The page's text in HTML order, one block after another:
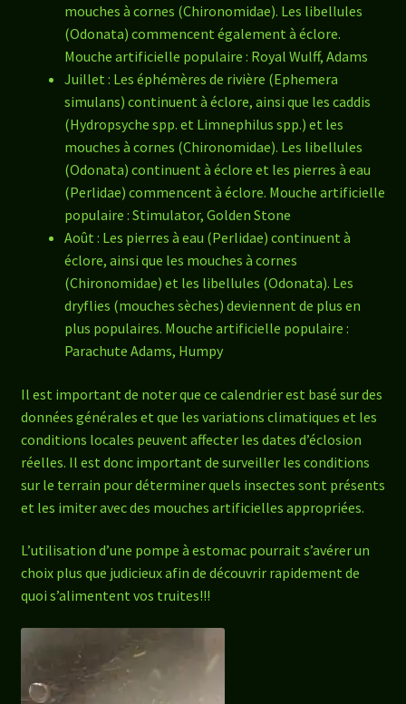
mouches à cornes (Chironomidae). Les libellules
(Odonata) commencent également à éclore.
Mouche artificielle populaire : Royal Wulff, Adams
Juillet : Les éphémères de rivière (Ephemera
simulans) continuent à éclore, ainsi que les caddis
(Hydropsyche spp. et Limnephilus spp.) et les
mouches à cornes (Chironomidae). Les libellules
(Odonata) continuent à éclore et les pierres à eau
(Perlidae) commencent à éclore. Mouche artificielle
populaire : Stimulator, Golden Stone
Août : Les pierres à eau (Perlidae) continuent à
éclore, ainsi que les mouches à cornes
(Chironomidae) et les libellules (Odonata). Les
dryflies (mouches sèches) deviennent de plus en
plus populaires. Mouche artificielle populaire :
Parachute Adams, Humpy
Il est important de noter que ce calendrier est basé sur des
données générales et que les variations climatiques et les
conditions locales peuvent affecter les dates d’éclosion
réelles. Il est donc important de surveiller les conditions
sur le terrain pour déterminer quels insectes sont présents
et les imiter avec des mouches artificielles appropriées.
L’utilisation d’une pompe à estomac pourrait s’avérer un
choix plus que judicieux afin de découvrir rapidement de
quoi s’alimentent vos truites!!!